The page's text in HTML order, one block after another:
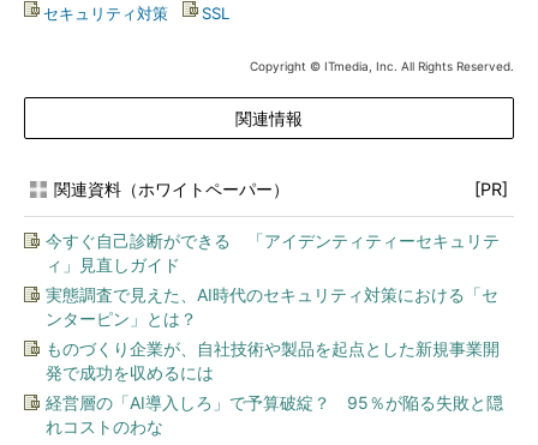
セキュリティ対策
SSL
Copyright © ITmedia, Inc. All Rights Reserved.
関連情報
関連資料（ホワイトペーパー） [PR]
今すぐ自己診断ができる 「アイデンティティーセキュリテ
ィ」見直しガイド
実態調査で見えた、AI時代のセキュリティ対策における「セ
ンターピン」とは？
ものづくり企業が、自社技術や製品を起点とした新規事業開
発で成功を収めるには
経営層の「AI導入しろ」で予算破綻？ 95％が陥る失敗と隠
れコストのわな